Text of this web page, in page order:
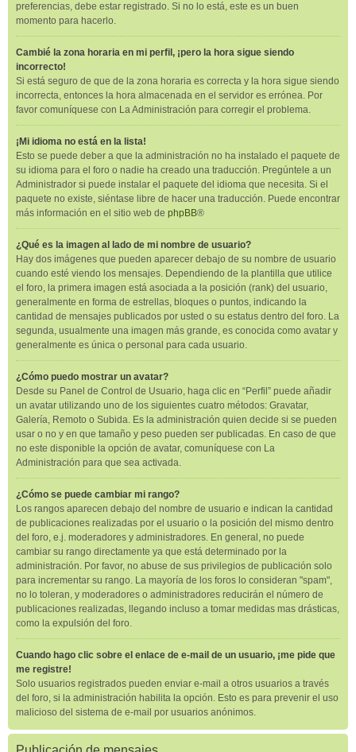
preferencias, debe estar registrado. Si no lo está, este es un buen
momento para hacerlo.
Cambié la zona horaria en mi perfil, ¡pero la hora sigue siendo
incorrecto!
Si está seguro de que de la zona horaria es correcta y la hora sigue siendo
incorrecta, entonces la hora almacenada en el servidor es errónea. Por
favor comuníquese con La Administración para corregir el problema.
¡Mi idioma no está en la lista!
Esto se puede deber a que la administración no ha instalado el paquete de
su idioma para el foro o nadie ha creado una traducción. Pregúntele a un
Administrador si puede instalar el paquete del idioma que necesita. Si el
paquete no existe, siéntase libre de hacer una traducción. Puede encontrar
más información en el sitio web de phpBB®
¿Qué es la imagen al lado de mi nombre de usuario?
Hay dos imágenes que pueden aparecer debajo de su nombre de usuario
cuando esté viendo los mensajes. Dependiendo de la plantilla que utilice
el foro, la primera imagen está asociada a la posición (rank) del usuario,
generalmente en forma de estrellas, bloques o puntos, indicando la
cantidad de mensajes publicados por usted o su estatus dentro del foro. La
segunda, usualmente una imagen más grande, es conocida como avatar y
generalmente es única o personal para cada usuario.
¿Cómo puedo mostrar un avatar?
Desde su Panel de Control de Usuario, haga clic en “Perfil” puede añadir
un avatar utilizando uno de los siguientes cuatro métodos: Gravatar,
Galería, Remoto o Subida. Es la administración quien decide si se pueden
usar o no y en que tamaño y peso pueden ser publicadas. En caso de que
no este disponible la opción de avatar, comuníquese con La
Administración para que sea activada.
¿Cómo se puede cambiar mi rango?
Los rangos aparecen debajo del nombre de usuario e indican la cantidad
de publicaciones realizadas por el usuario o la posición del mismo dentro
del foro, e.j. moderadores y administradores. En general, no puede
cambiar su rango directamente ya que está determinado por la
administración. Por favor, no abuse de sus privilegios de publicación solo
para incrementar su rango. La mayoría de los foros lo consideran "spam",
no lo toleran, y moderadores o administradores reducirán el número de
publicaciones realizadas, llegando incluso a tomar medidas mas drásticas,
como la expulsión del foro.
Cuando hago clic sobre el enlace de e-mail de un usuario, ¡me pide que
me registre!
Solo usuarios registrados pueden enviar e-mail a otros usuarios a través
del foro, si la administración habilita la opción. Esto es para prevenir el uso
malicioso del sistema de e-mail por usuarios anónimos.